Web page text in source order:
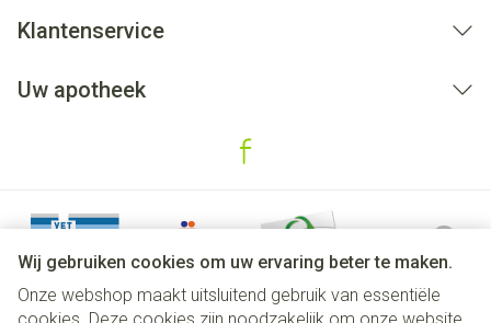
Wij gebruiken cookies om uw ervaring beter te maken.
Onze webshop maakt uitsluitend gebruik van essentiële
Klantenservice
Uw apotheek